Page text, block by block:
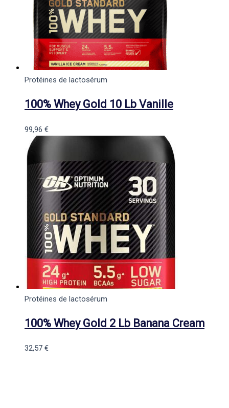
Protéines de lactosérum
100% Whey Gold 10 Lb Vanille
99,96 €
Protéines de lactosérum
100% Whey Gold 2 Lb Banana Cream
32,57 €